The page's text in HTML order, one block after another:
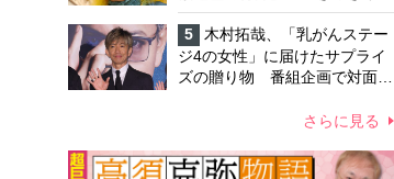
私生活をサポートしていた元俳
優が相続か
5
木村拓哉、「乳がんステー
ジ4の女性」に届けたサプライ
ズの贈り物 番組企画で対面し
心遣いに「うれしくて号泣しま
さらに見る